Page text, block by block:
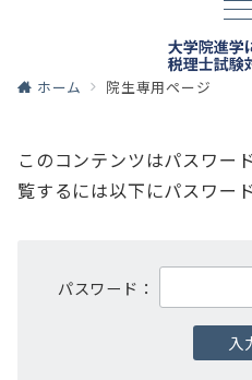
ホーム 院生専用ページ
このコンテンツはパスワー
覧するには以下にパスワー
パスワード：